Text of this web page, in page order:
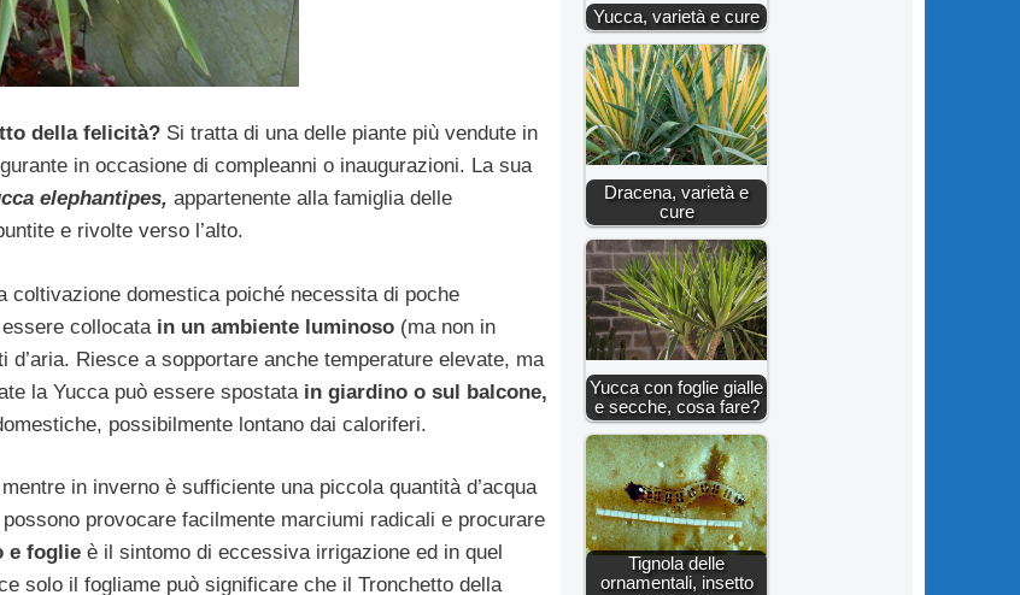
della felicità? Si tratta di una delle piante più vendute in
in occasione di compleanni o inaugurazioni. La sua
elephantipes, appartenente alla famiglia delle
e rivolte verso l’alto.
domestica poiché necessita di poche
collocatain un ambiente luminoso(ma non in
Riesce a sopportare anche temperature elevate, ma
la Yucca può essere spostatain giardino o sul balcone,
possibilmente lontano dai caloriferi.
in inverno è sufficiente una piccola quantità d’acqua
provocare facilmente marciumi radicali e procurare
e foglie è il sintomo di eccessiva irrigazione ed in quel
solo il fogliame può significare che il Tronchetto della
Yucca, varietà e cure
Dracena, varietà e
cure
Yucca con foglie gialle
e secche, cosa fare?
Tignola delle
ornamentali, insetto